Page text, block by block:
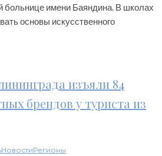
больнице имени Баяндина. В школах
основы искусственного
изъяли 84
брендов у туриста из
НовостиРегионы